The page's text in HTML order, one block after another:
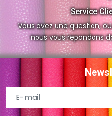
Service
Vous avez une question,
nous vous repondons